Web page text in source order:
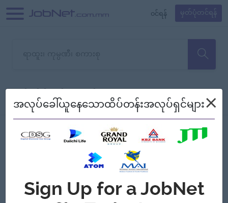
၀င်ရန် မှတ်ပုံတင်ရန်
သော အလုပ်မရှိသေးပါ။
စစ်ရန် စဉ်၍ကြည့်မည်
အလုပ်ခေါ်ယူနေသောထိပ်တန်းအလုပ်ရှင်များ×